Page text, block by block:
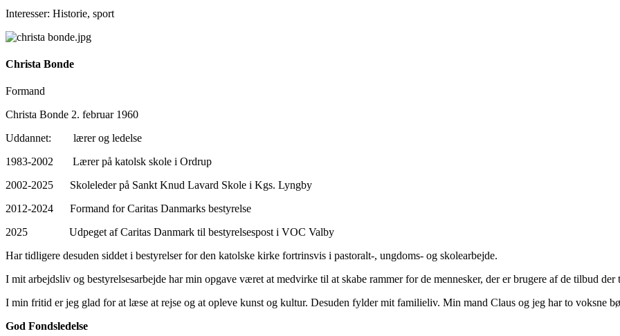
Interesser: Historie, sport
Christa Bonde
Formand
Christa Bonde 2. februar 1960
Uddannet: lærer og ledelse
1983-2002 Lærer på katolsk skole i Ordrup
2002-2025 Skoleleder på Sankt Knud Lavard Skole i Kgs. Lyngby
2012-2024 Formand for Caritas Danmarks bestyrelse
2025 Udpeget af Caritas Danmark til bestyrelsespost i VOC Valby
Har tidligere desuden siddet i bestyrelser for den katolske kirke fortrinsvis i pastoralt-, ungdoms- og skolearbejde.
I mit arbejdsliv og bestyrelsesarbejde har min opgave været at medvirke til at skabe rammer for de mennesker, der er brugere af de tilbud der
I min fritid er jeg glad for at læse at rejse og at opleve kunst og kultur. Desuden fylder mit familieliv. Min mand Claus og jeg har to voksne
God Fondsledelse